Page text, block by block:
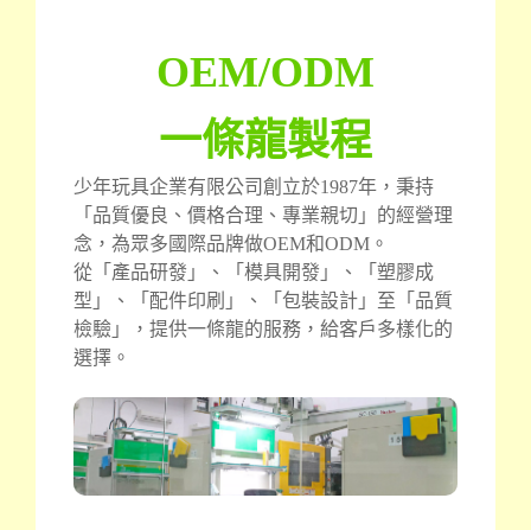
OEM/ODM
一條龍製程
少年玩具企業有限公司創立於1987年，秉持
「品質優良、價格合理、專業親切」的經營理
念，為眾多國際品牌做OEM和ODM。
從「產品研發」、「模具開發」、「塑膠成
型」、「配件印刷」、「包裝設計」至「品質
檢驗」，提供一條龍的服務，給客戶多樣化的
選擇。